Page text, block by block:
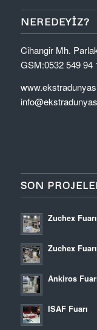
NEREDEYIZ?
Cihangir Mh.
GSM:0532 549 94
SON
Zuchex Fuarı
Zuchex Fuarı
Ankiros
ISAF Fuarı